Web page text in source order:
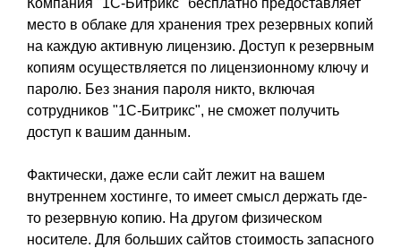
место в облаке для хранения трех резервных копий
на каждую активную лицензию. Доступ к резервным
копиям осуществляется по лицензионному ключу и
паролю. Без знания пароля никто, включая
сотрудников "1С-Битрикс", не сможет получить
доступ к вашим данным.
Фактически, даже если сайт лежит на вашем
внутреннем хостинге, то имеет смысл держать где-
то резервную копию. На другом физическом
носителе. Для больших сайтов стоимость запасного